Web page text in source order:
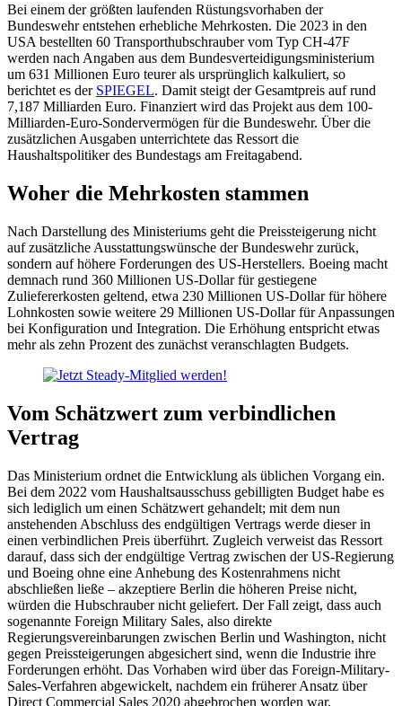
Bei einem der größten laufenden Rüstungsvorhaben der
Bundeswehr entstehen erhebliche Mehrkosten. Die 2023 in den
USA bestellten 60 Transporthubschrauber vom Typ CH-47F
werden nach Angaben aus dem Bundesverteidigungsministerium
um 631 Millionen Euro teurer als ursprünglich kalkuliert, so
berichtet es der SPIEGEL. Damit steigt der Gesamtpreis auf rund
7,187 Milliarden Euro. Finanziert wird das Projekt aus dem 100-
Milliarden-Euro-Sondervermögen für die Bundeswehr. Über die
zusätzlichen Ausgaben unterrichtete das Ressort die
Haushaltspolitiker des Bundestags am Freitagabend.
Woher die Mehrkosten stammen
Nach Darstellung des Ministeriums geht die Preissteigerung nicht
auf zusätzliche Ausstattungswünsche der Bundeswehr zurück,
sondern auf höhere Forderungen des US-Herstellers. Boeing macht
demnach rund 360 Millionen US-Dollar für gestiegene
Zuliefererkosten geltend, etwa 230 Millionen US-Dollar für höhere
Lohnkosten sowie weitere 29 Millionen US-Dollar für Anpassungen
bei Konfiguration und Integration. Die Erhöhung entspricht etwas
mehr als zehn Prozent des zunächst veranschlagten Budgets.
Vom Schätzwert zum verbindlichen
Vertrag
Das Ministerium ordnet die Entwicklung als üblichen Vorgang ein.
Bei dem 2022 vom Haushaltsausschuss gebilligten Budget habe es
sich lediglich um einen Schätzwert gehandelt; mit dem nun
anstehenden Abschluss des endgültigen Vertrags werde dieser in
einen verbindlichen Preis überführt. Zugleich verweist das Ressort
darauf, dass sich der endgültige Vertrag zwischen der US-Regierung
und Boeing ohne eine Anhebung des Kostenrahmens nicht
abschließen ließe – akzeptiere Berlin die höheren Preise nicht,
würden die Hubschrauber nicht geliefert. Der Fall zeigt, dass auch
sogenannte Foreign Military Sales, also direkte
Regierungsvereinbarungen zwischen Berlin und Washington, nicht
gegen Preissteigerungen abgesichert sind, wenn die Industrie ihre
Forderungen erhöht. Das Vorhaben wird über das Foreign-Military-
Sales-Verfahren abgewickelt, nachdem ein früherer Ansatz über
Direct Commercial Sales 2020 abgebrochen worden war.